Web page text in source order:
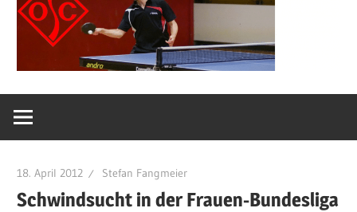
18. April 2012 Stefan Fangmeier
Schwindsucht in der Frauen-Bundesliga